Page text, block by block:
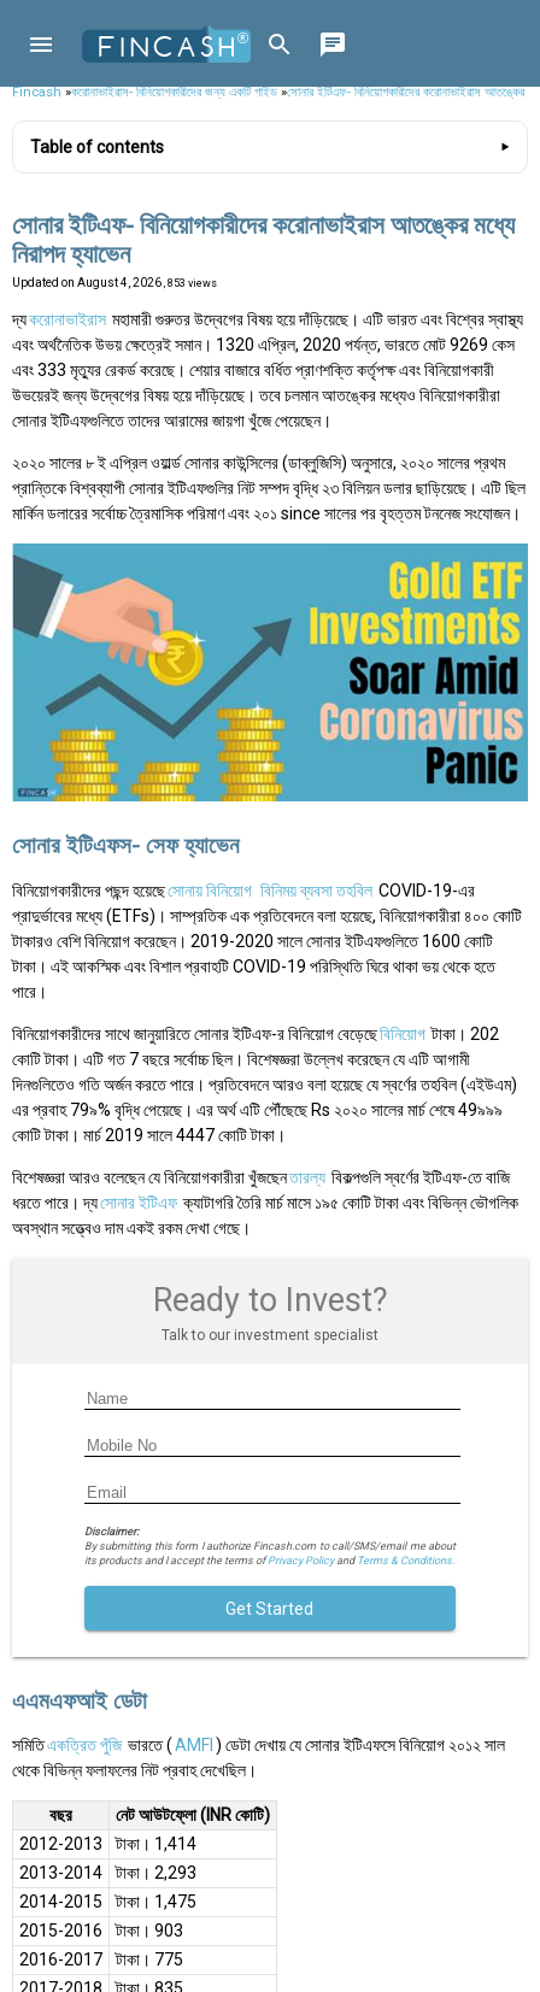
Fincash»করোনাভাইরাস- বিনিয়োগকারীদের জন্য একটি গাইড»সোনার ইটিএফ- বিনিয়োগকারীদের করোনাভাইরাস আতঙ্কের
Table of contents
সোনার ইটিএফ- বিনিয়োগকারীদের করোনাভাইরাস আতঙ্কের মধ্যে
নিরাপদ হ্যাভেন
Updated on August 4, 2026 , 853 views
দ্যকরোনাভাইরাস মহামারী গুরুতর উদ্বেগের বিষয় হয়ে দাঁড়িয়েছে। এটি ভারত এবং বিশ্বের স্বাস্থ্য
এবং অর্থনৈতিক উভয় ক্ষেত্রেই সমান। 1320 এপ্রিল, 2020 পর্যন্ত, ভারতে মোট 9269 কেস
এবং 333 মৃত্যুর রেকর্ড করেছে। শেয়ার বাজারে বর্ধিত প্রাণশক্তি কর্তৃপক্ষ এবং বিনিয়োগকারী
উভয়েরই জন্য উদ্বেগের বিষয় হয়ে দাঁড়িয়েছে। তবে চলমান আতঙ্কের মধ্যেও বিনিয়োগকারীরা
সোনার ইটিএফগুলিতে তাদের আরামের জায়গা খুঁজে পেয়েছেন।
২০২০ সালের ৮ ই এপ্রিল ওয়ার্ল্ড সোনার কাউন্সিলের (ডাব্লুজিসি) অনুসারে, ২০২০ সালের প্রথম
প্রান্তিকে বিশ্বব্যাপী সোনার ইটিএফগুলির নিট সম্পদ বৃদ্ধি ২৩ বিলিয়ন ডলার ছাড়িয়েছে। এটি ছিল
মার্কিন ডলারের সর্বোচ্চ ত্রৈমাসিক পরিমাণ এবং ২০১ since সালের পর বৃহত্তম টননেজ সংযোজন।
সোনার ইটিএফস- সেফ হ্যাভেন
বিনিয়োগকারীদের পছন্দ হয়েছেসোনায় বিনিয়োগ বিনিময় ব্যবসা তহবিল COVID-19-এর
প্রাদুর্ভাবের মধ্যে (ETFs)। সাম্প্রতিক এক প্রতিবেদনে বলা হয়েছে, বিনিয়োগকারীরা ৪০০ কোটি
টাকারও বেশি বিনিয়োগ করেছেন। 2019-2020 সালে সোনার ইটিএফগুলিতে 1600 কোটি
টাকা। এই আকস্মিক এবং বিশাল প্রবাহটি COVID-19 পরিস্থিতি ঘিরে থাকা ভয় থেকে হতে
পারে।
বিনিয়োগকারীদের সাথে জানুয়ারিতে সোনার ইটিএফ-র বিনিয়োগ বেড়েছেবিনিয়োগ টাকা। 202
কোটি টাকা। এটি গত 7 বছরে সর্বোচ্চ ছিল। বিশেষজ্ঞরা উল্লেখ করেছেন যে এটি আগামী
দিনগুলিতেও গতি অর্জন করতে পারে। প্রতিবেদনে আরও বলা হয়েছে যে স্বর্ণের তহবিল (এইউএম)
এর প্রবাহ 79৯% বৃদ্ধি পেয়েছে। এর অর্থ এটি পৌঁছেছে Rs ২০২০ সালের মার্চ শেষে 49৯৯৯
কোটি টাকা। মার্চ 2019 সালে 4447 কোটি টাকা।
বিশেষজ্ঞরা আরও বলেছেন যে বিনিয়োগকারীরা খুঁজছেনতারল্য বিকল্পগুলি স্বর্ণের ইটিএফ-তে বাজি
ধরতে পারে। দ্যসোনার ইটিএফ ক্যাটাগরি তৈরি মার্চ মাসে ১৯৫ কোটি টাকা এবং বিভিন্ন ভৌগলিক
অবস্থান সত্ত্বেও দাম একই রকম দেখা গেছে।
Ready to Invest?
Talk to our investment specialist
Disclaimer:
By submitting this form I authorize Fincash.com to call/SMS/email me about
its products and I accept the terms ofPrivacy Policyand Terms & Conditions.
Get Started
এএমএফআই ডেটা
সমিতিএকত্রিত পুঁজি ভারতে (AMFI ) ডেটা দেখায় যে সোনার ইটিএফসে বিনিয়োগ ২০১২ সাল
থেকে বিভিন্ন ফলাফলের নিট প্রবাহ দেখেছিল।
বছর
নেট আউটফ্লো (INR কোটি)
2012-2013
টাকা। 1,414
2013-2014
টাকা। 2,293
2014-2015
টাকা। 1,475
2015-2016
টাকা। 903
2016-2017
টাকা। 775